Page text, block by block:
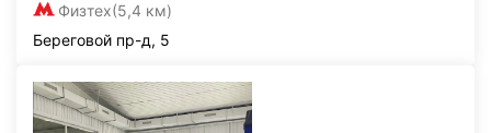
Физтех(5,4 км)
Береговой пр-д, 5